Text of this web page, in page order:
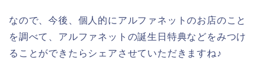
なので、今後、個人的にアルファネットのお店のこと
を調べて、アルファネットの誕生日特典などをみつけ
ることができたらシェアさせていただきますね♪